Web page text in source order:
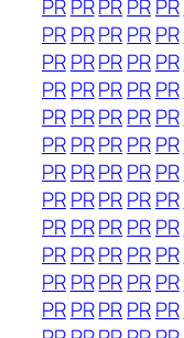
PRPRPRPRPR
PRPRPRPRPR
PRPRPRPRPR
PRPRPRPRPR
PRPRPRPRPR
PRPRPRPRPR
PRPRPRPRPR
PRPRPRPRPR
PRPRPRPRPR
PRPRPRPRPR
PRPRPRPRPR
PRPRPRPRPR